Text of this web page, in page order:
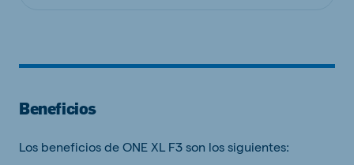
Beneficios
Los beneficios de ONE XL F3 son los siguientes: